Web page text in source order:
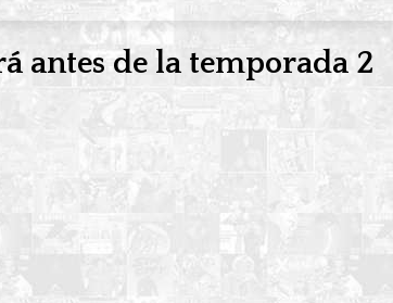
antes de la temporada 2